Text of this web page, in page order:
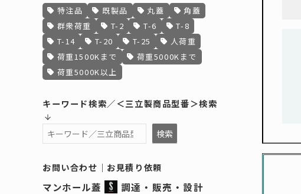
特注品 既製品 丸蓋
角蓋
群衆荷重
T-2 T-6
T-8
T-14
T-20 T-25
人荷重
荷重1500Kまで
荷重5000Kまで
荷重5000K以上
キーワード検索／＜三立製商品型番＞検索
検索 検索
お問い合わせ ｜ お見積り依頼
マンホール蓋 調達・販売・設計